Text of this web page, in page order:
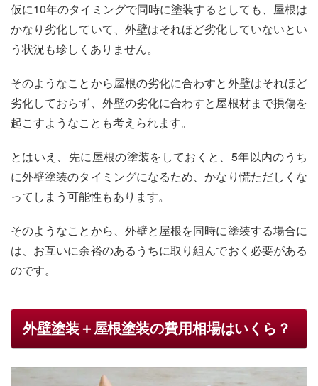
仮に10年のタイミングで同時に塗装するとしても、屋根は
かなり劣化していて、外壁はそれほど劣化していないとい
う状況も珍しくありません。
そのようなことから屋根の劣化に合わすと外壁はそれほど
劣化しておらず、外壁の劣化に合わすと屋根材まで損傷を
起こすようなことも考えられます。
とはいえ、先に屋根の塗装をしておくと、5年以内のうち
に外壁塗装のタイミングになるため、かなり慌ただしくな
ってしまう可能性もあります。
そのようなことから、外壁と屋根を同時に塗装する場合に
は、お互いに余裕のあるうちに取り組んでおく必要がある
のです。
外壁塗装＋屋根塗装の費用相場はいくら？